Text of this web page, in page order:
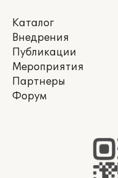
Каталог
Внедрения
Публикации
Мероприятия
Партнеры
Форум